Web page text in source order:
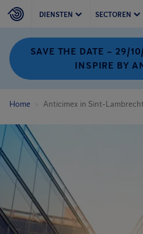
DIENSTEN SECTOREN
SAVE THE DATE – 29/
INSPIRE BY
Home Anticimex in Sint-